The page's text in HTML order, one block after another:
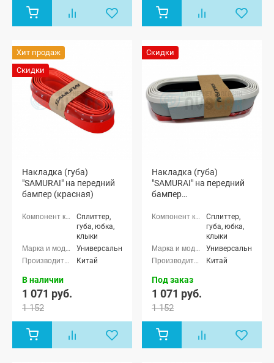
Хит продаж
Скидки
Накладка (губа)
"SAMURAI" на передний
бампер (красная)
Сплиттер,
губа, юбка,
клыки
Универсальные
Китай
В наличии
1 071 руб.
1 152
Скидки
Накладка (губа)
"SAMURAI" на передний
бампер
Сплиттер,
губа, юбка,
клыки
Универсальные
Китай
Под заказ
1 071 руб.
1 152